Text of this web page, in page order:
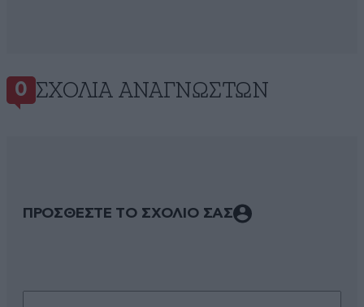
0 ΣΧΌΛΙΑ ΑΝΑΓΝΩΣΤΏΝ
ΠΡΟΣΘΕΣΤΕ ΤΟ ΣΧΟΛΙΟ ΣΑΣ